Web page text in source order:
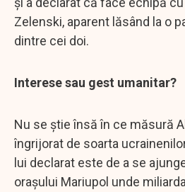
Zelenski, aparent lăsând la o
dintre cei doi.
Interese sau gest umanitar?
Nu se știe însă în ce măsură
îngrijorat de soarta
lui declarat este de a se
orașului Mariupol unde